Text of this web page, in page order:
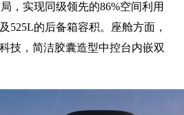
，实现同级领先的86%空间利用
525L的后备箱容积。座舱方面，
技，简洁胶囊造型中控台内嵌双